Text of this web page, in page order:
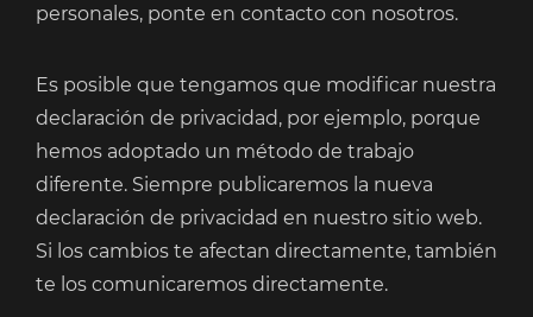
personales, ponte en contacto con nosotros.
Es posible que tengamos que modificar nuestra
declaración de privacidad, por ejemplo, porque
hemos adoptado un método de trabajo
diferente. Siempre publicaremos la nueva
declaración de privacidad en nuestro sitio web.
Si los cambios te afectan directamente, también
te los comunicaremos directamente.